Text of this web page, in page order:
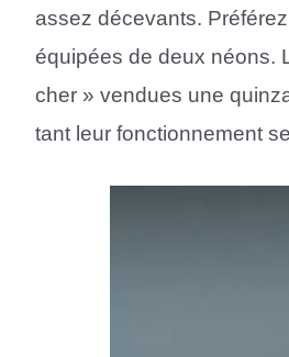
assez décevants.
équipées de deux néons.
cher » vendues une
tant leur fonctionnement